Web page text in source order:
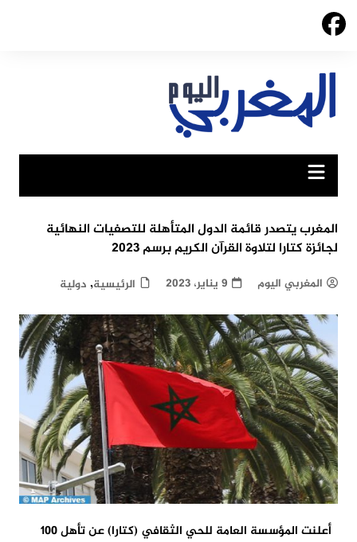
Skip
المغرب يتصدر قائمة الدول المتأهلة للتصفيات النهائية
لجائزة كتارا لتلاوة القرآن الكريم برسم 2023
المغربي اليوم 9 يناير، 2023 الرئيسية, دولية
أعلنت المؤسسة العامة للحي الثقافي (كتارا) عن تأهل 100